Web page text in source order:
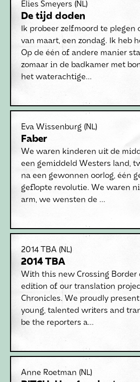
Elies Smeyers (NL)
De tijd doden
Ik probeer zelfmoord te plegen
van maart, een zondag. Ik heb
Op de één of andere manier
zomaar in de badkamer met
het waterachtige...
Eva Wissenburg (NL)
Faber
We waren kinderen uit de
een gemiddeld Westers land,
na een gewonnen oorlog, één
geflopte revolutie. We waren
arm, we wensten de ...
2014 TBA (NL)
2014 TBA
With this new Crossing Border
edition of our translation
Chronicles. We proudly
young, talented writers and
be the reporters a...
Anne Roetman (NL)